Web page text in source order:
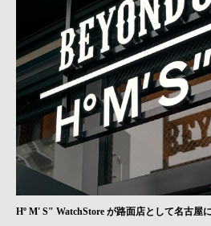
Hº M' S" WatchStore が路面店として名古屋